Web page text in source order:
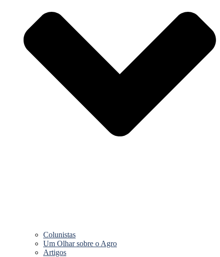
Colunistas
Um Olhar sobre o Agro
Artigos